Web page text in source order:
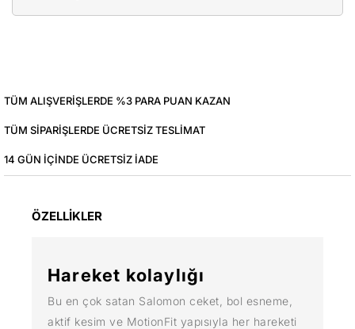
TÜM ALIŞVERIŞLERDE %3 PARA PUAN KAZAN
TÜM SIPARIŞLERDE ÜCRETSIZ TESLIMAT
14 GÜN IÇINDE ÜCRETSIZ IADE
ÖZELLİKLER
Hareket kolaylığı
Bu en çok satan Salomon ceket, bol esneme,
aktif kesim ve MotionFit yapısıyla her hareketi